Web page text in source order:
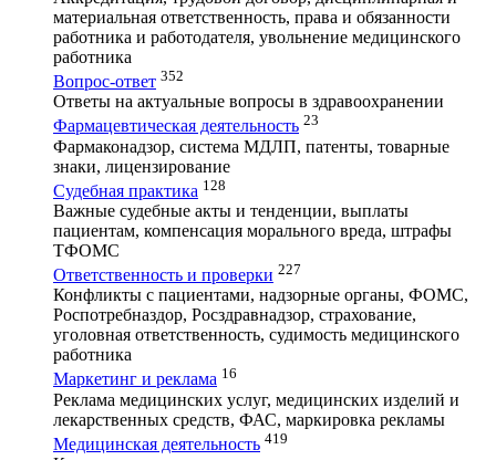
материальная ответственность, права и обязанности
работника и работодателя, увольнение медицинского
работника
Вопрос-ответ 352
Ответы на актуальные вопросы в здравоохранении
Фармацевтическая деятельность 23
Фармаконадзор, система МДЛП, патенты, товарные
знаки, лицензирование
Судебная практика 128
Важные судебные акты и тенденции, выплаты
пациентам, компенсация морального вреда, штрафы
ТФОМС
Ответственность и проверки 227
Конфликты с пациентами, надзорные органы, ФОМС,
Роспотребназдор, Росздравнадзор, страхование,
уголовная ответственность, судимость медицинского
работника
Маркетинг и реклама 16
Реклама медицинских услуг, медицинских изделий и
лекарственных средств, ФАС, маркировка рекламы
Медицинская деятельность 419